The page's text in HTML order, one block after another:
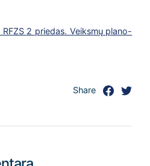
2 priedas. Veiksmų plano-
Share